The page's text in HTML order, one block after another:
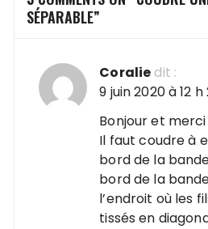
SÉPARABLE”
Coralie dit :
9 juin 2020 à 12
Bonjour et
Il faut coudre à
bord de la
bord de la
l’endroit où les
tissés en